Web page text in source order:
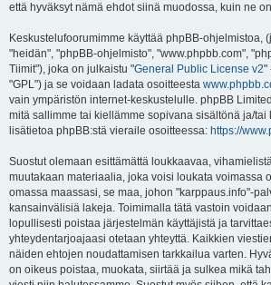
että hyväksyt nämä ehdot siinä muodossa, kuin ne
Keskustelufoorumimme käyttää phpBB-ohjelmistoa,
"heidän", "phpBB-ohjelmisto", "www.phpbb.com",
Tiimit"), joka on julkaistu "General Public License v2"
"GPL") ja se voidaan ladata osoitteesta
vain ympäristön internet-keskustelulle. phpBB
mitä sallimme tai kiellämme sopivana sisältönä ja/tai
lisätietoa phpBB:stä vieraile osoitteessa: https://
Suostut olemaan esittämättä loukkaavaa,
muutakaan materiaalia, joka voisi loukata voimassa
omassa maassasi, se maa, johon "karppaus.info"-
kansainvälisiä lakeja. Toimimalla tätä vastoin
lopullisesti poistaa järjestelmän käyttäjistä ja
yhteydentarjoajaasi otetaan yhteyttä. Kaikkien
näiden ehtojen noudattamisen tarkkailua varten.
on oikeus poistaa, muokata, siirtää ja sulkea mikä